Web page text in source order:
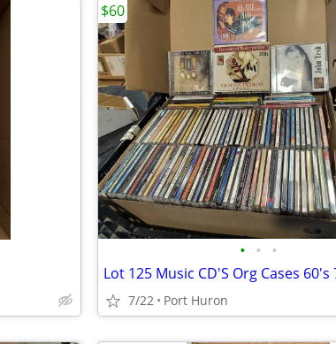
• • •
7/22 Port Huron
$60